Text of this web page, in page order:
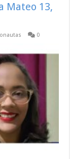
Mateo 13,
0